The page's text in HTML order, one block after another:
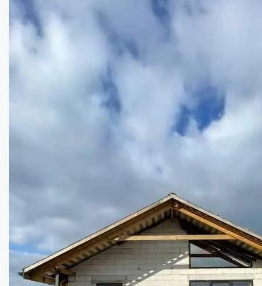
Будинок у Супрунівці